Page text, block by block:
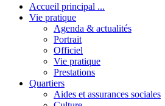
Accueil principal ...
Vie pratique
Agenda & actualités
Portrait
Officiel
Vie pratique
Prestations
Quartiers
Aides et assurances sociales